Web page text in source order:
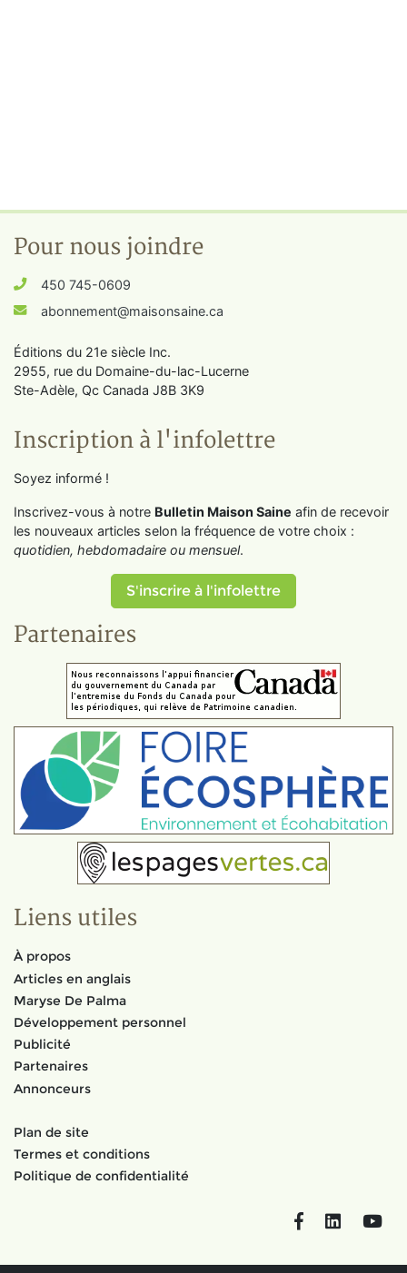
Pour nous joindre
450 745-0609
abonnement@maisonsaine.ca
Éditions du 21e siècle Inc.
2955, rue du Domaine-du-lac-Lucerne
Ste-Adèle, Qc Canada J8B 3K9
Inscription à l'infolettre
Soyez informé !
Inscrivez-vous à notre Bulletin Maison Saine afin de recevoir
les nouveaux articles selon la fréquence de votre choix :
quotidien, hebdomadaire ou mensuel.
S'inscrire à l'infolettre
Partenaires
Liens utiles
À propos
Articles en anglais
Maryse De Palma
Développement personnel
Publicité
Partenaires
Annonceurs
Plan de site
Termes et conditions
Politique de confidentialité
FacebookLinkedIn